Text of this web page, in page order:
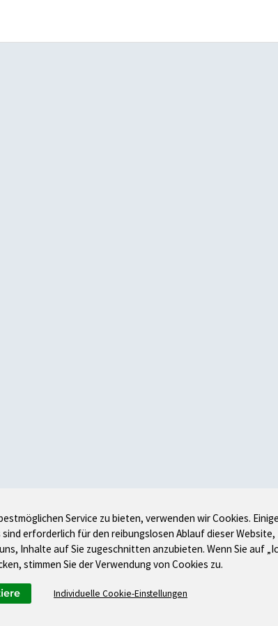
Service zu bieten, verwenden wir Cookies.
erforderlich für den reibungslosen Ablauf dieser Website,
Inhalte auf Sie zugeschnitten anzubieten. Wenn Sie auf
stimmen Sie der Verwendung von Cookies zu.
Individuelle Cookie-Einstellungen